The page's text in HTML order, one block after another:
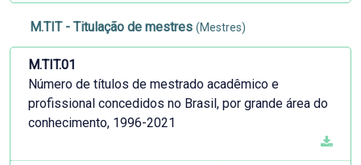
M.TIT - Titulação de mestres (Mestres)
M.TIT.01
Número de títulos de mestrado acadêmico e
profissional concedidos no Brasil, por grande área do
conhecimento, 1996-2021